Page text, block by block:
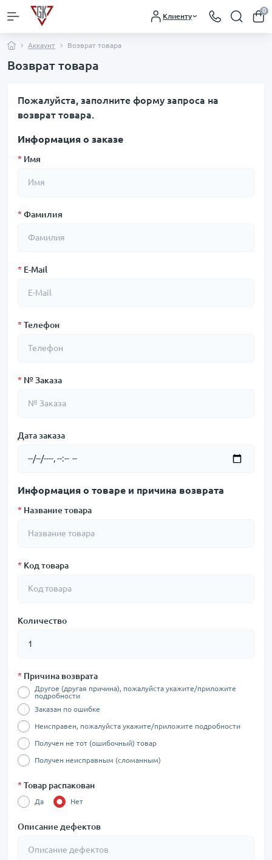
Клиенту
0
Аккаунт Возврат товара
Возврат товара
Пожалуйста, заполните форму запроса на
возврат товара.
Информация о заказе
* Имя
* Фамилия
* E-Mail
* Телефон
* № Заказа
Дата заказа
Информация о товаре и причина возврата
* Название товара
* Код товара
Количество
* Причина возврата
Другое (другая причина), пожалуйста укажите/приложите
подробности
Заказан по ошибке
Неисправен, пожалуйста укажите/приложите подробности
Получен не тот (ошибочный) товар
Получен неисправным (сломанным)
* Товар распакован
Да Нет
Описание дефектов